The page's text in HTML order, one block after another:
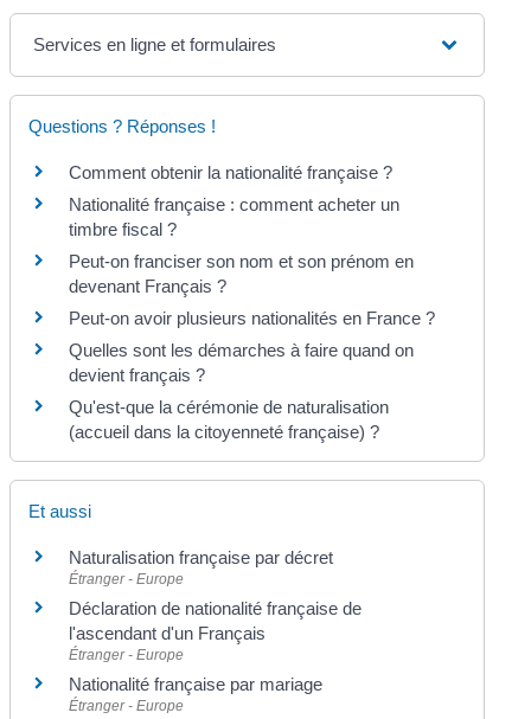
Services en ligne et formulaires
Questions ? Réponses !
Comment obtenir la nationalité française ?
Nationalité française : comment acheter un
timbre fiscal ?
Peut-on franciser son nom et son prénom en
devenant Français ?
Peut-on avoir plusieurs nationalités en France ?
Quelles sont les démarches à faire quand on
devient français ?
Qu'est-que la cérémonie de naturalisation
(accueil dans la citoyenneté française) ?
Et aussi
Naturalisation française par décret
Étranger - Europe
Déclaration de nationalité française de
l'ascendant d'un Français
Étranger - Europe
Nationalité française par mariage
Étranger - Europe